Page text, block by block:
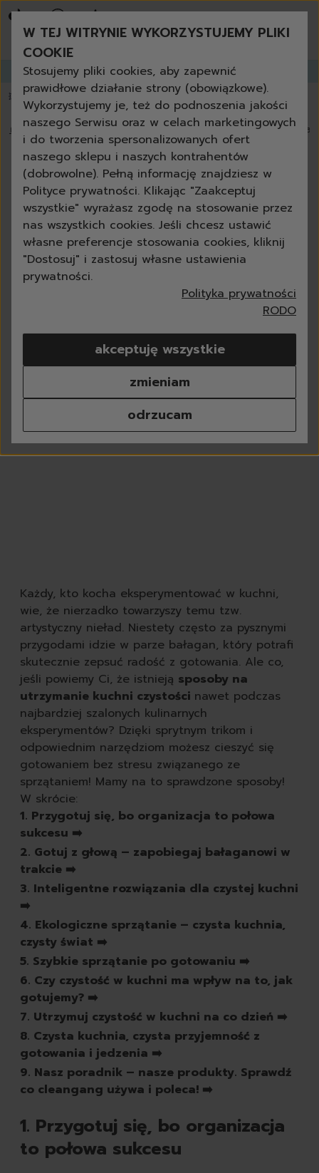
bestsellery
promocje tygodnia
nowości
produkty uniwersalne + eko
zestawy
czyszczenie
kuchnia
łazienka
szkło
podłoga
meble
grill i kominek
outdoor
ścierki
gąbki
akcesoria
pranie
do białego
do koloru
do czarnego
do sportowych
tkaniny delikatne
kapsułki do prania
proszki do prania
dodatki do prania
akcesoria do prania
zmywanie
tabletki do zmywarki
płyny do naczyń
gąbki do mycia naczyń
szczotki kuchenne do
pozostałe środki do
według przeznaczenia
do zmywarki
do zmywania
seria nature all
karoseria
tapicerka i kokpit
akcesoria
zapachy
obuwie
szczotki do butów
pasty do butów
białe
brązowe
bezbarwne
spraye do butów
rodzaj
zamszowe
sportowe
zapachy
Zapisz się do GANGLETTERAi zyskaj ażdo 30% rabatu!
💥 Papier toaletowy 3-warstwowy za darmo powyżej 200 zł
📦 dostawa
🏠 › Blog › Jak utrzymać czystość w kuchni podczas
Jak utrzymać czystość w kuchni
podczas gotowania?
Anna Czelewska 30-09-2024
Każdy, kto kocha eksperymentować w kuchni,
wie, że nierzadko towarzyszy temu tzw.
artystyczny nieład. Niestety często za pysznymi
przygodami idzie w parze bałagan, który potrafi
skutecznie zepsuć radość z gotowania. Ale co,
jeśli powiemy Ci, że istnieją sposoby na
utrzymanie kuchni czystości nawet podczas
najbardziej szalonych kulinarnych
eksperymentów? Dzięki sprytnym trikom i
odpowiednim narzędziom możesz cieszyć się
gotowaniem bez stresu związanego ze
sprzątaniem! Mamy na to sprawdzone sposoby!
W skrócie:
1. Przygotuj się, bo organizacja to połowa
sukcesu ➡️
2. Gotuj z głową – zapobiegaj bałaganowi w
trakcie ➡️
3. Inteligentne rozwiązania dla czystej kuchni
➡️
4. Ekologiczne sprzątanie – czysta kuchnia,
czysty świat ➡️
5. Szybkie sprzątanie po gotowaniu ➡️
6. Czy czystość w kuchni ma wpływ na to, jak
gotujemy? ➡️
7. Utrzymuj czystość w kuchni na co dzień ➡️
8. Czysta kuchnia, czysta przyjemność z
gotowania i jedzenia ➡️
9. Nasz poradnik – nasze produkty. Sprawdź
co cleangang używa i poleca! ➡️
1. Przygotuj się, bo organizacja
to połowa sukcesu
W TEJ WITRYNIE WYKORZYSTUJEMY PLIKI
COOKIE
Stosujemy pliki cookies, aby zapewnić
prawidłowe działanie strony (obowiązkowe).
Wykorzystujemy je, też do podnoszenia jakości
naszego Serwisu oraz w celach marketingowych
i do tworzenia spersonalizowanych ofert
naszego sklepu i naszych kontrahentów
(dobrowolne). Pełną informację znajdziesz w
Polityce prywatności. Klikając "Zaakceptuj
wszystkie" wyrażasz zgodę na stosowanie przez
nas wszystkich cookies. Jeśli chcesz ustawić
własne preferencje stosowania cookies, kliknij
"Dostosuj" i zastosuj własne ustawienia
prywatności.
Polityka prywatności
RODO
odrzucam
zmieniam
akceptuję wszystkie